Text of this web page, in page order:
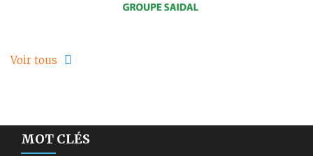
Voir tous
MOT CLÉS